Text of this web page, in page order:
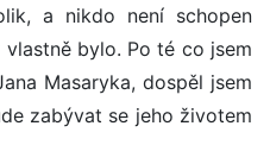
a nikdo není schopen
bylo. Po té co jsem
Masaryka, dospěl jsem
zabývat se jeho životem